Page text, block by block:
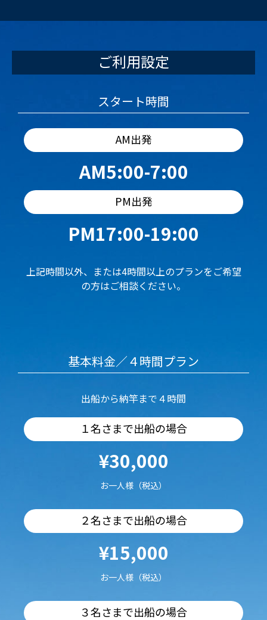
ご利用設定
スタート時間
AM出発
AM5:00-7:00
PM出発
PM17:00-19:00
上記時間以外、または4時間以上のプランをご希望
の方はご相談ください。
基本料金／４時間プラン
出船から納竿まで４時間
１名さまで出船の場合
¥30,000
お一人様（税込）
２名さまで出船の場合
¥15,000
お一人様（税込）
３名さまで出船の場合